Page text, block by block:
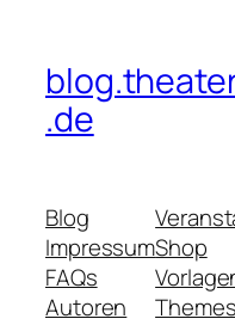
.de
Blog
Impressum
FAQs
Autoren
Shop
Themes